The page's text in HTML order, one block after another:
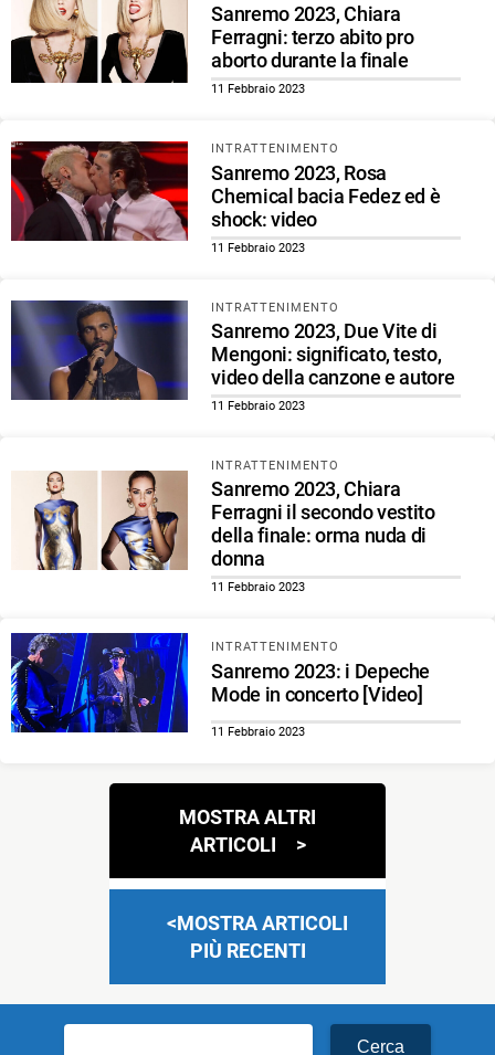
Sanremo 2023, Chiara
Ferragni: terzo abito pro
aborto durante la finale
11 Febbraio 2023
INTRATTENIMENTO
Sanremo 2023, Rosa
Chemical bacia Fedez ed è
shock: video
11 Febbraio 2023
INTRATTENIMENTO
Sanremo 2023, Due Vite di
Mengoni: significato, testo,
video della canzone e autore
11 Febbraio 2023
INTRATTENIMENTO
Sanremo 2023, Chiara
Ferragni il secondo vestito
della finale: orma nuda di
donna
11 Febbraio 2023
INTRATTENIMENTO
Sanremo 2023: i Depeche
Mode in concerto [Video]
11 Febbraio 2023
Navigazione
articoli
MOSTRA ALTRI
ARTICOLI
MOSTRA ARTICOLI
PIÙ RECENTI